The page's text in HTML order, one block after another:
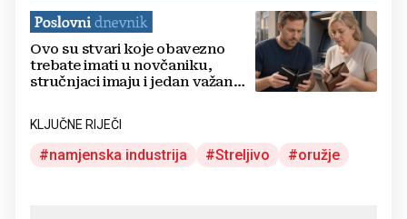
Ovo su stvari koje obavezno
trebate imati u novčaniku,
stručnjaci imaju i jedan važan
KLJUČNE RIJEČI
namjenska industrija Streljivo oružje